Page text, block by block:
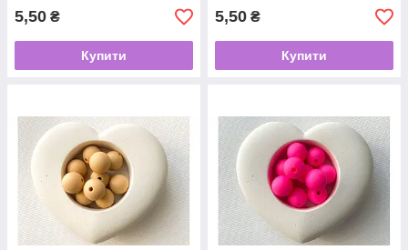
5,50 ₴
Купити
5,50 ₴
Купити